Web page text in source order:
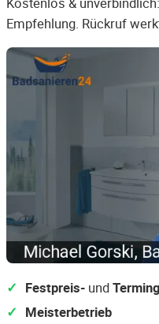
Empfehlung. Rückruf
Festpreis- und
Meisterbetrieb